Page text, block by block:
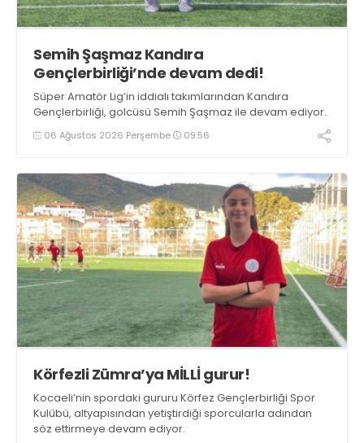
Semih Şaşmaz Kandıra
Gençlerbirliği’nde devam dedi!
Süper Amatör Lig’in iddialı takımlarından Kandıra
Gençlerbirliği, golcüsü Semih Şaşmaz ile devam ediyor.
06 Ağustos 2026 Perşembe 09:56
Körfezli Zümra’ya MİLLİ gurur!
Kocaeli’nin spordaki gururu Körfez Gençlerbirliği Spor
Kulübü, altyapısından yetiştirdiği sporcularla adından
söz ettirmeye devam ediyor.